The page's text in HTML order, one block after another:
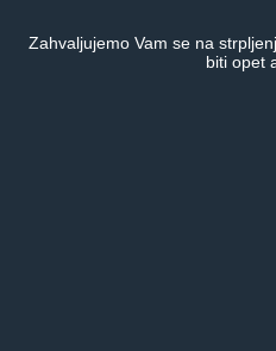
Zahvaljujemo Vam se na
biti opet